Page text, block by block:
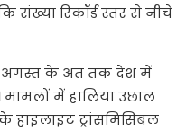
संख्या रिकॉर्ड स्तर से नीचे
अगस्त के अंत तक देश में
में हालिया उछाल
हाइलाइट ट्रांसमिसिबल